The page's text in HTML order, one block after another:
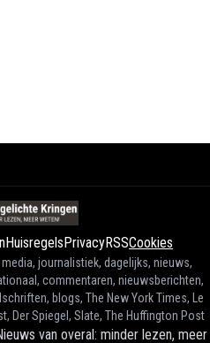
HuisregelsPrivacyRSSCookies
journalistiek, dagelijks, nieuws,
commentaren, nieuwsberichten,
blogs, The New York Times, Le
Der Spiegel, Slate, The Huffington Post
van overal: minder lezen, meer